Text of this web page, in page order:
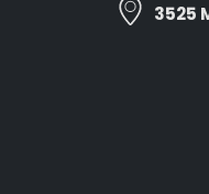
3525